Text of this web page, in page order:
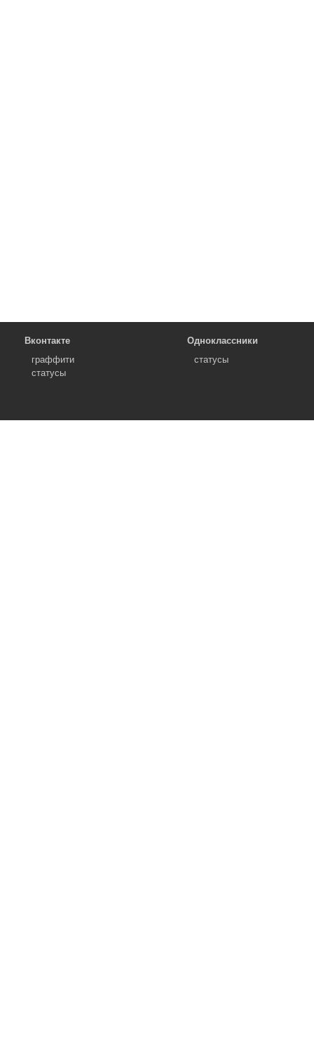
Вконтакте
граффити
статусы
Одноклассники
статусы